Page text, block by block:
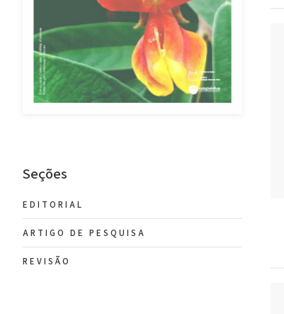
Seções
EDITORIAL
ARTIGO DE PESQUISA
REVISÃO